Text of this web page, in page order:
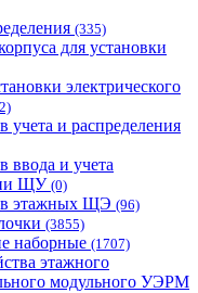
(335)
для установки
электрического
учета и распределения
ввода и учета
ЩУ (0)
этажных ЩЭ (96)
(3855)
наборные (1707)
этажного
модульного УЭРМ